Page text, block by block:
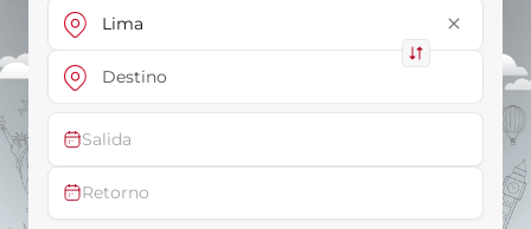
close
Salida
Retorno